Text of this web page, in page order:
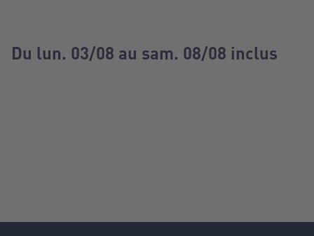
Du lun. 03/08 au sam. 08/08 inclus